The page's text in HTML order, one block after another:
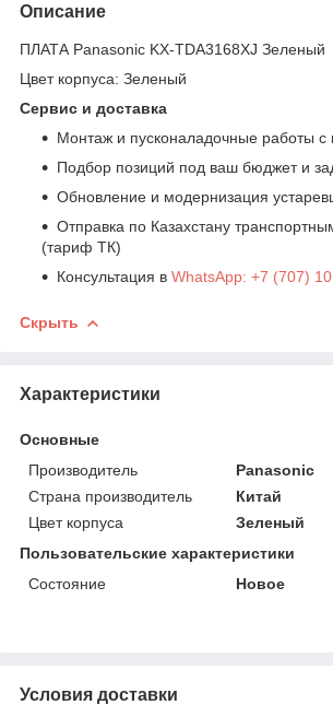
Описание
ПЛАТА Panasonic KX-TDA3168XJ Зеленый
Цвет корпуса: Зеленый
Сервис и доставка
Монтаж и пусконаладочные работы с
Подбор позиций под ваш бюджет и
Обновление и модернизация
Отправка по Казахстану
(тариф ТК)
Консультация в WhatsApp: +7 (707)
Скрыть
Характеристики
Основные
Производитель
Panasonic
Страна производитель
Китай
Цвет корпуса
Зеленый
Пользовательские характеристики
Состояние
Новое
Условия доставки